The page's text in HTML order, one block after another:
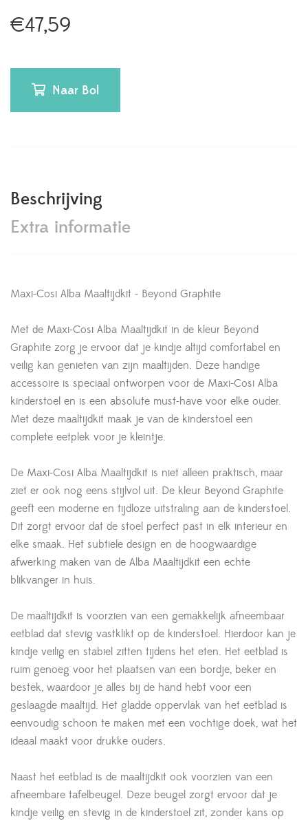
€47,59
Naar Bol
Beschrijving
Extra informatie
Maxi-Cosi Alba Maaltijdkit - Beyond Graphite
Met de Maxi-Cosi Alba Maaltijdkit in de kleur Beyond
Graphite zorg je ervoor dat je kindje altijd comfortabel en
veilig kan genieten van zijn maaltijden. Deze handige
accessoire is speciaal ontworpen voor de Maxi-Cosi Alba
kinderstoel en is een absolute must-have voor elke ouder.
Met deze maaltijdkit maak je van de kinderstoel een
complete eetplek voor je kleintje.
De Maxi-Cosi Alba Maaltijdkit is niet alleen praktisch, maar
ziet er ook nog eens stijlvol uit. De kleur Beyond Graphite
geeft een moderne en tijdloze uitstraling aan de kinderstoel.
Dit zorgt ervoor dat de stoel perfect past in elk interieur en
elke smaak. Het subtiele design en de hoogwaardige
afwerking maken van de Alba Maaltijdkit een echte
blikvanger in huis.
De maaltijdkit is voorzien van een gemakkelijk afneembaar
eetblad dat stevig vastklikt op de kinderstoel. Hierdoor kan je
kindje veilig en stabiel zitten tijdens het eten. Het eetblad is
ruim genoeg voor het plaatsen van een bordje, beker en
bestek, waardoor je alles bij de hand hebt voor een
geslaagde maaltijd. Het gladde oppervlak van het eetblad is
eenvoudig schoon te maken met een vochtige doek, wat het
ideaal maakt voor drukke ouders.
Naast het eetblad is de maaltijdkit ook voorzien van een
afneembare tafelbeugel. Deze beugel zorgt ervoor dat je
kindje veilig en stevig in de kinderstoel zit, zonder kans op